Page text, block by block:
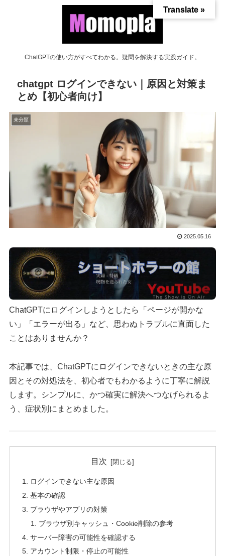
ChatGPTの使い方がすべてわかる。疑問を解決する実践ガイド。
chatgpt ログインできない｜原因と対策ま
とめ【初心者向け】
未分類
2025.05.16
ChatGPTにログインしようとしたら「ページが開かな
い」「エラーが出る」など、思わぬトラブルに直面した
ことはありませんか？
本記事では、ChatGPTにログインできないときの主な原
因とその対処法を、初心者でもわかるように丁寧に解説
します。シンプルに、かつ確実に解決へつなげられるよ
う、症状別にまとめました。
目次
ログインできない主な原因
基本の確認
ブラウザやアプリの対策
ブラウザ別キャッシュ・Cookie削除の参考
サーバー障害の可能性を確認する
アカウント制限・停止の可能性
Translate »